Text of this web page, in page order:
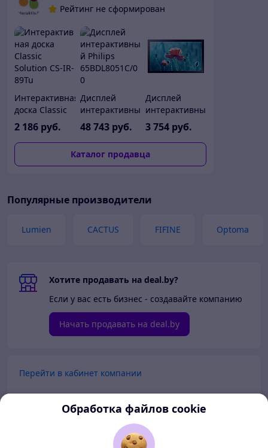
Рейтинг не сформирован
Интерактивная
доска Classic
Solution CS-IR-
89Tu
2 186 руб.
Дисплей
интерактивный
Philips
65BDL8051C/00
48 743 руб.
Дисплей
интерактивный
Samsung
QB13R-TM
3 754 руб.
Каталог продавца
Популярные производители
Lumien CACTUS FIFINE Optoma
Хотите продавать на deal.by?
Если у вас есть бизнес - создавайте компанию
Начать продавать на deal.by
Перейти в кабинет компании
Перейти в личный кабинет
Обработка файлов cookie